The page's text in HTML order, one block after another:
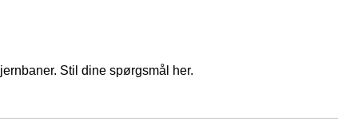
Stil dine spørgsmål her.